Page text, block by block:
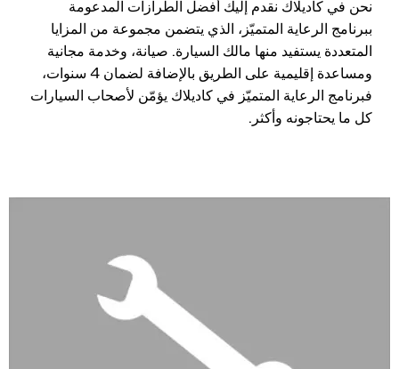
نحن في كاديلاك نقدم إليك أفضل الطرازات المدعومة
ببرنامج الرعاية المتميّز، الذي يتضمن مجموعة من المزايا
المتعددة يستفيد منها مالك السيارة. صيانة، وخدمة مجانية
ومساعدة إقليمية على الطريق بالإضافة لضمان 4 سنوات،
فبرنامج الرعاية المتميّز في كاديلاك يؤمّن لأصحاب السيارات
كل ما يحتاجونه وأكثر.